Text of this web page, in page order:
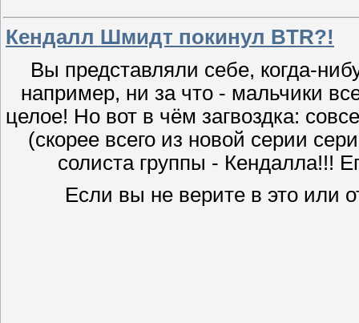
Кендалл Шмидт покинул BTR?!
Вы представляли себе, когда-
например, ни за что - мальчики
целое! Но вот в чём загвоздка:
(скорее всего из новой серии
солиста группы - Кендалла!!!
Если вы не верите в это или